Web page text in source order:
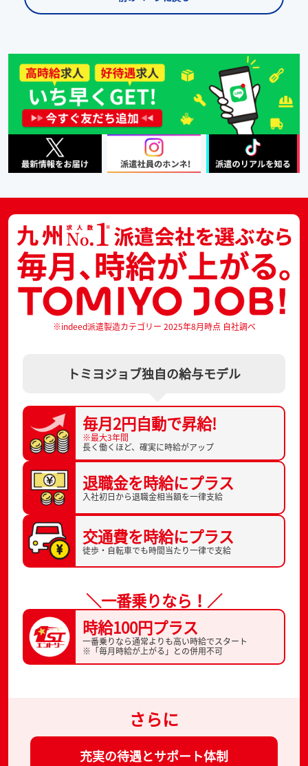
※indeed派遣製造カテゴリー 2025年8月時点 自社調べ
トミヨジョブ独自の給与モデル
毎月2円自動で昇給!
※最大3年間
長く働くほど、 確実に時給がアップ
退職金を時給にプラス
入社初日から退職金相当額を一律支給
交通費を時給にプラス
徒歩・自転車でも時間当たり一律で支給
＼一番乗りなら！／
時給100円プラス
一番乗りなら通常よりも高い時給でスタート
※「毎月時給が上がる」との併用不可
さらに
充実の待遇とサポート体制